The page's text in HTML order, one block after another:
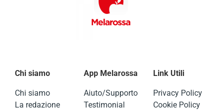
Chi siamo
Chi siamo
La redazione
App Melarossa
Aiuto/Supporto
Testimonial
Link Utili
Privacy Policy
Cookie Policy